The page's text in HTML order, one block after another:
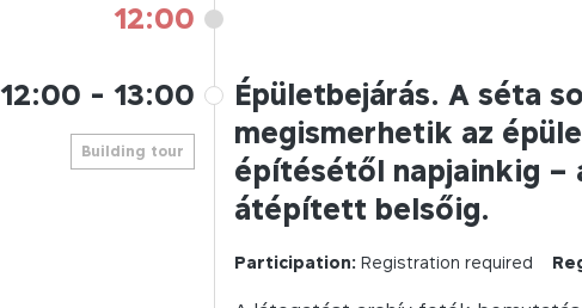
12:00
12:00 - 13:00
Building tour
Épületbejárás. A séta
megismerhetik az
építésétől napjainkig –
átépített belsőig.
Participation: Registration required